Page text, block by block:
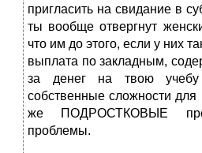
пригласить на свидание в
ты вообще отвергнут
что им до этого, если у них
выплата по закладным,
за денег на твою
собственные сложности
же ПОДРОСТКОВЫЕ
проблемы.